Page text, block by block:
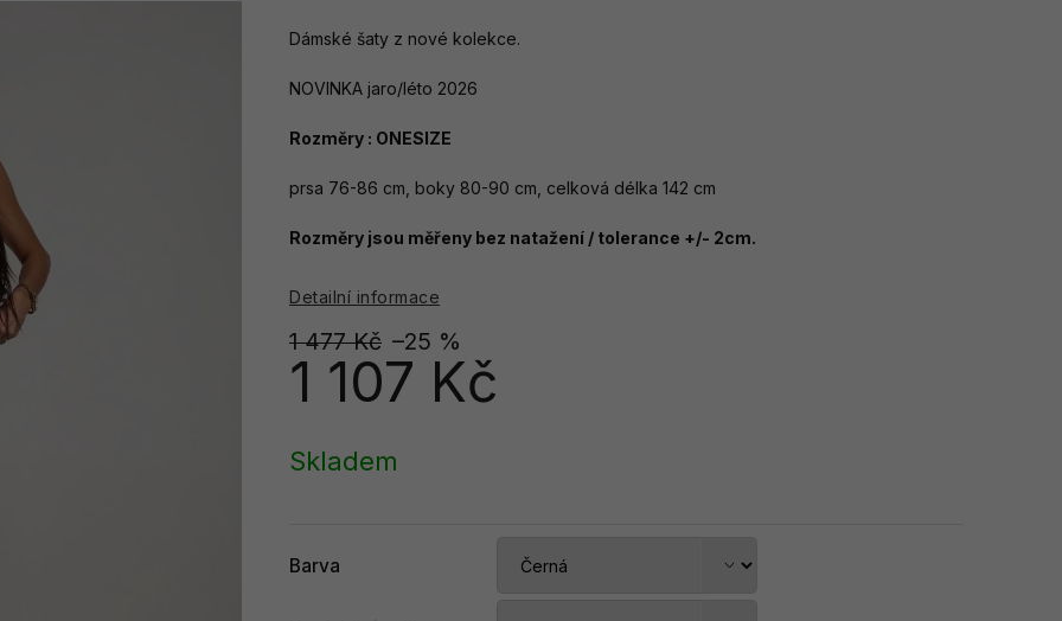
1 477 Kč –25 %
1 107 Kč
cena:
Skladem
Barva
Dámské šaty z nové kolekce.
NOVINKA jaro/léto 2026
Rozměry : ONESIZE
prsa 76-86 cm, boky 80-90 cm, celková délka 142 cm
Rozměry jsou měřeny bez natažení / tolerance +/- 2cm.
Detailní informace